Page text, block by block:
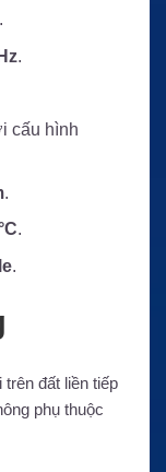
.
cấu hình
.
.
.
đất liền tiếp
phụ thuộc